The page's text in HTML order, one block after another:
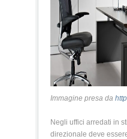
Immagine presa da
Negli uffici arredati in
direzionale deve